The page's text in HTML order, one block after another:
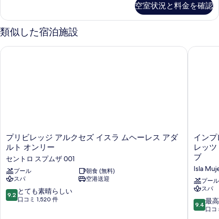
コ
ニ
ー
オ
ン
ト
の
す
べ
て
バ
コ
ー
1
台
オ
ー
(Master
Duplex,
Plunge
Pool)
の
す
キ
ン
グ
ッ
ー
(Master
Duplex,
Plunge
詳
空室状況と料金を確認
類似した宿泊施設
プ
リ
レ
ッ
ジ
ア
ル
プリビレッジ アルクセズ イスラ ムヘーレス アダ
ルト オンリー
セントロ スプムザ 001
プール
朝食 (無料)
スパ
空港送迎
10
段
9.2 とても素晴らしい
口コミ 1,520 件
プリビレッジ アルクセズ イスラ ムヘーレス アダルト オンリ
イ
ン
プ
レ
ッ
シ
ョ
ン
イ
イン
レッ
ブ
Isla
プール
スパ
10
段
9.4 最
口コ
インプ